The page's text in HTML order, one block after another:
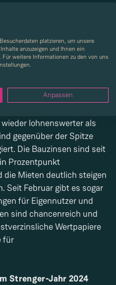
und langfristig zu
investieren. Mit
ist
schlichtweg undenkbar.
lohnenswerter als
gegenüber der Spitze
Die Bauzinsen sind seit
Prozentpunkt
die Mieten deutlich steigen
Seit Februar gibt es sogar
für Eigennutzer und
sind chancenreich und
Wertpapiere
für
Strenger-Jahr 2024
platzieren, um unsere
anzuzeigen und Ihnen ein
weitere Informationen zu den von uns
Anpassen